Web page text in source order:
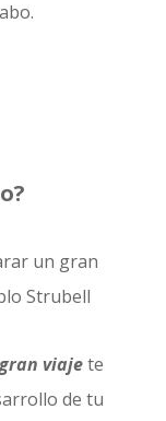
.
viajete
de tu